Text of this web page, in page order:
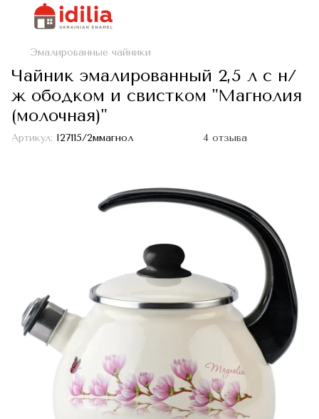
Эмалированные чайники
Чайник эмалированный 2,5 л с н/
ж ободком и свистком "Магнолия
(молочная)"
Артикул: I27115/2ммагнол 4 отзыва